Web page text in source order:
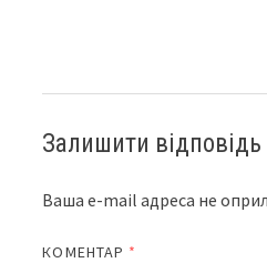
Залишити відповідь
Ваша e-mail адреса не
КОМЕНТАР *